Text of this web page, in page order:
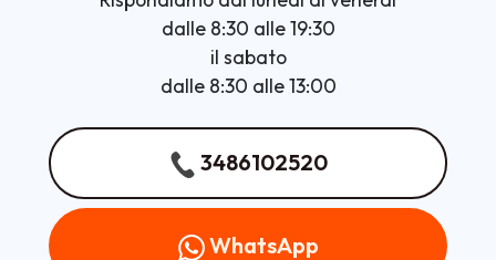
dalle 8:30 alle 19:30
il sabato
dalle 8:30 alle 13:00
3486102520
WhatsApp